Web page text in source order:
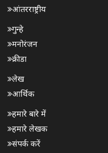
आंतरराष्ट्रीय
गुन्हे
मनोरंजन
क्रीडा
लेख
आर्थिक
हमारे बारे में
हमारे लेखक
संपर्क करें